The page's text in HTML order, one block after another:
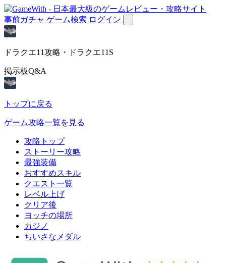
事前ガチャ ゲーム検索 ログイン
ドラクエ11攻略・ドラクエ11S
掲示板Q&A
トップに戻る
ゲーム攻略一覧を見る
攻略トップ
ストーリー攻略
最強装備
おすすめスキル
クエスト一覧
レベル上げ
クリア後
ヨッチの場所
カジノ
ちいさなメダル